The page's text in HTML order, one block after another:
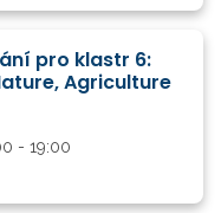
pro klastr 6:
Agriculture
- 19:00